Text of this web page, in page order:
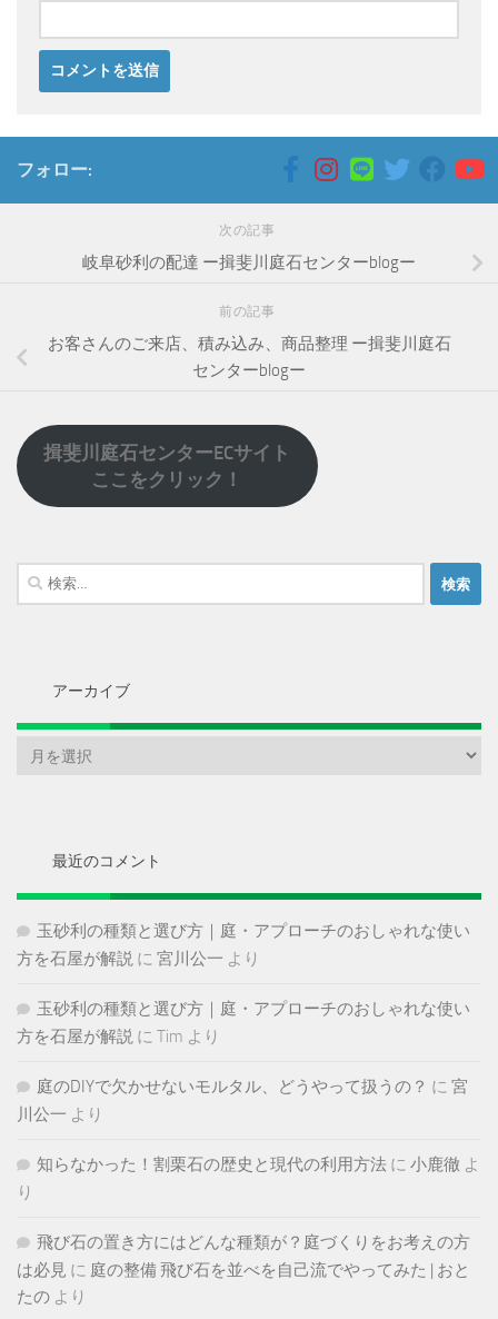
フォロー:
次の記事
岐阜砂利の配達 ー揖斐川庭石センターblogー
前の記事
お客さんのご来店、積み込み、商品整理 ー揖斐川庭石
センターblogー
揖斐川庭石センターECサイト
ここをクリック！
検
索:
アーカイブ
最近のコメント
玉砂利の種類と選び方｜庭・アプローチのおしゃれな使い
方を石屋が解説 に 宮川公一 より
玉砂利の種類と選び方｜庭・アプローチのおしゃれな使い
方を石屋が解説 に Tim より
庭のDIYで欠かせないモルタル、どうやって扱うの？ に 宮
川公一 より
知らなかった！割栗石の歴史と現代の利用方法 に 小鹿徹 よ
り
飛び石の置き方にはどんな種類が？庭づくりをお考えの方
は必見 に 庭の整備 飛び石を並べを自己流でやってみた | おと
たの より